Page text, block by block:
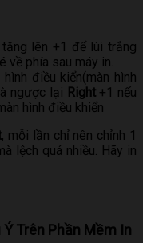
lên +1 để lùi trắng
về phía sau máy in.
điều kiển(màn hình
ngược lại Right+1 nếu
hình điều khiển
, mỗi lần chỉ nên chỉnh 1
lệch quá nhiều. Hãy in
Trên Phần Mềm In